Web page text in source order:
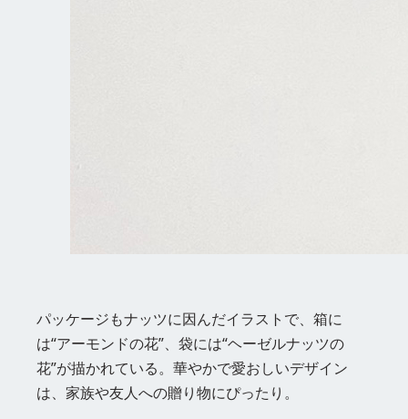
パッケージもナッツに因んだイラストで、箱に
は“アーモンドの花”、袋には“ヘーゼルナッツの
花”が描かれている。華やかで愛おしいデザイン
は、家族や友人への贈り物にぴったり。